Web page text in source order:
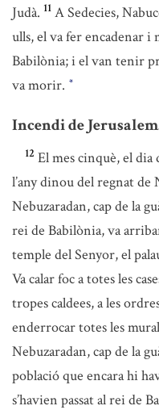
Judà. 11 A Sedecies,
ulls, el va fer encadenar i
Babilònia; i el van tenir
va morir. *
Incendi de
12 El mes cinquè, el dia
l’any dinou del regnat de
Nebuzaradan, cap de la
rei de Babilònia, va
temple del Senyor, el
Va calar foc a totes les
tropes caldees, a les
enderrocar totes les
Nebuzaradan, cap de la
població que encara hi
s’havien passat al rei de